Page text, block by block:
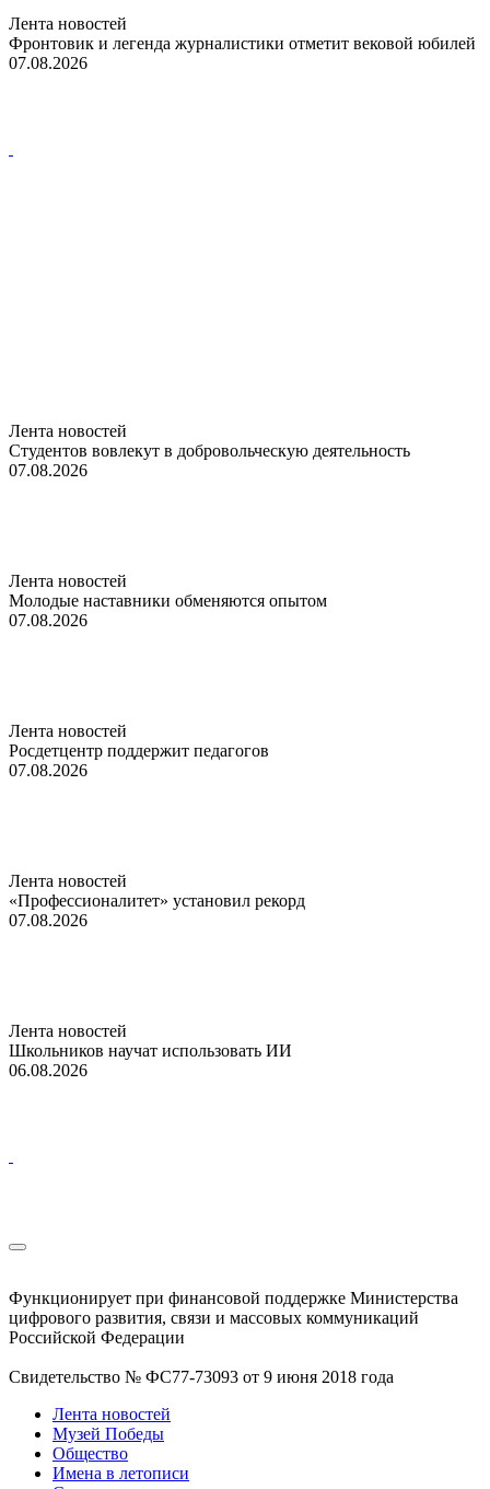
Лента новостей
Фронтовик и легенда журналистики отметит вековой юбилей
07.08.2026
Лента новостей
Студентов вовлекут в добровольческую деятельность
07.08.2026
Лента новостей
Молодые наставники обменяются опытом
07.08.2026
Лента новостей
Росдетцентр поддержит педагогов
07.08.2026
Лента новостей
«Профессионалитет» установил рекорд
07.08.2026
Лента новостей
Школьников научат использовать ИИ
06.08.2026
Функционирует при финансовой поддержке Министерства
цифрового развития, связи и массовых коммуникаций
Российской Федерации
Свидетельство № ФС77-73093 от 9 июня 2018 года
Лента новостей
Музей Победы
Общество
Имена в летописи